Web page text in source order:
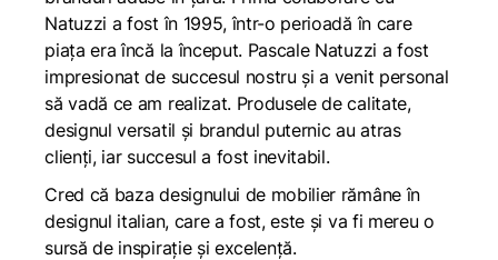
Natuzzi a fost în 1995, într-o perioadă în care
piața era încă la început. Pascale Natuzzi a fost
impresionat de succesul nostru și a venit personal
să vadă ce am realizat. Produsele de calitate,
designul versatil și brandul puternic au atras
clienți, iar succesul a fost inevitabil.
Cred că baza designului de mobilier rămâne în
designul italian, care a fost, este și va fi mereu o
sursă de inspirație și excelență.